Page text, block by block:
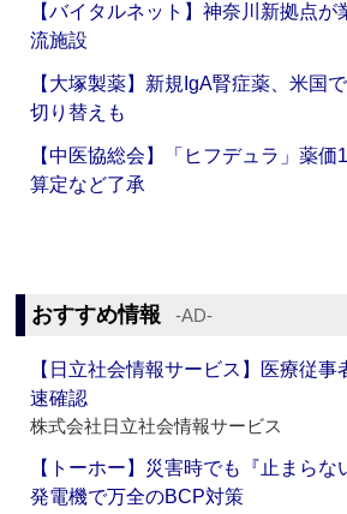
【バイタルネット】神奈川新拠点が
流施設
【大塚製薬】新規IgA腎症薬、米国
切り替えも
【中医協総会】「ヒフデュラ」薬価
算定など了承
おすすめ情報 ‐AD‐
【日立社会情報サービス】医療従
速確認
株式会社日立社会情報サービス
【トーホー】災害時でも『止まら
発電機で万全のBCP対策